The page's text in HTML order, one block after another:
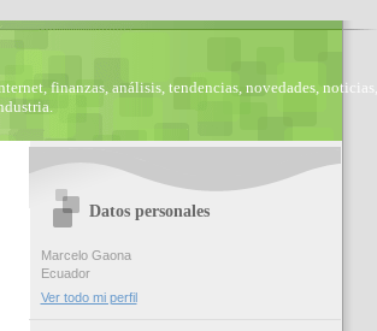
finanzas, análisis, tendencias, novedades, noticias,
Datos personales
Marcelo Gaona
Ecuador
Ver todo mi perfil